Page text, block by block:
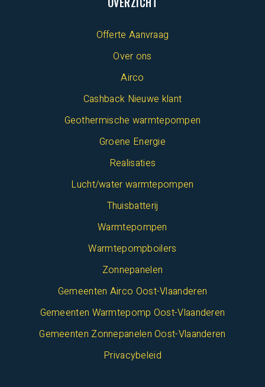
Offerte Aanvraag
Over ons
Airco
Cashback Nieuwe klant
Geothermische warmtepompen
Groene Energie
Realisaties
Lucht/water warmtepompen
Thuisbatterij
Warmtepompen
Warmtepompboilers
Zonnepanelen
Gemeenten Airco Oost-Vlaanderen
Gemeenten Warmtepomp Oost-Vlaanderen
Gemeenten Zonnepanelen Oost-Vlaanderen
Privacybeleid